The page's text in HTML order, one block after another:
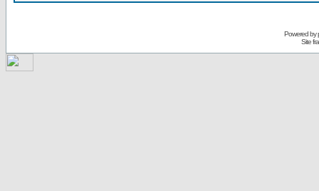
Powered by
Site